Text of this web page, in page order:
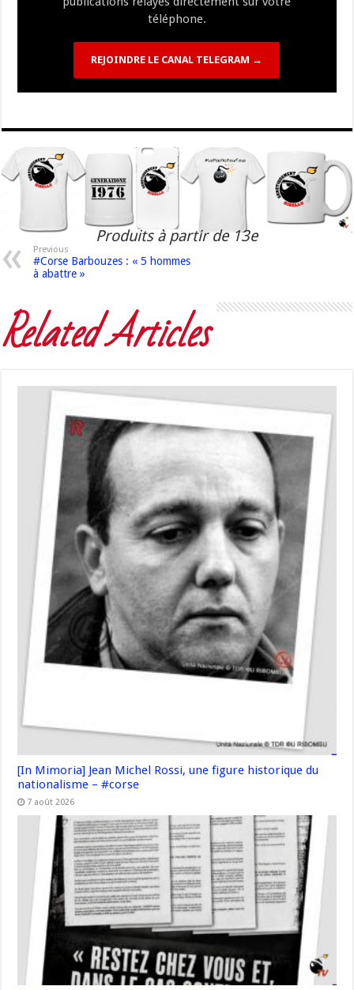
téléphone.
REJOINDRE LE CANAL TELEGRAM →
Produits à partir de 13e
Previous
#Corse Barbouzes : « 5 hommes
à abattre »
Related Articles
[In Mimoria] Jean Michel Rossi, une figure historique du
nationalisme – #corse
7 août 2026